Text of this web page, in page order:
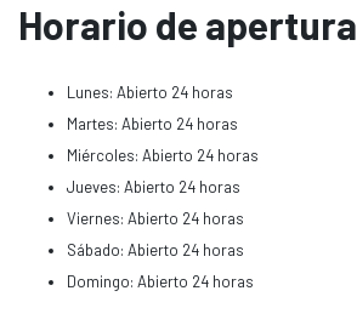
Horario de apertura
Lunes: Abierto 24 horas
Martes: Abierto 24 horas
Miércoles: Abierto 24 horas
Jueves: Abierto 24 horas
Viernes: Abierto 24 horas
Sábado: Abierto 24 horas
Domingo: Abierto 24 horas